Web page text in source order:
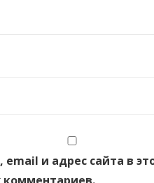
и адрес сайта в